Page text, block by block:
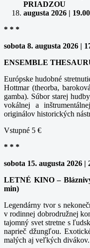
PRIADZOU
augusta 2026 |
* * *
sobota 8. augusta 2026 |
ENSEMBLE
Európske hudobné
Hottmar (theorba,
gamba). Súbor starej
vokálnej a
originálov historických
Vstupné 5 €
* * *
sobota 15. augusta 2026
LETNÉ KINO –
min)
Legendárny tvor s
v rodinnej dobrodružnej
tajomný svet stretne s
naprieč džungľou.
malých aj veľkých divákov.